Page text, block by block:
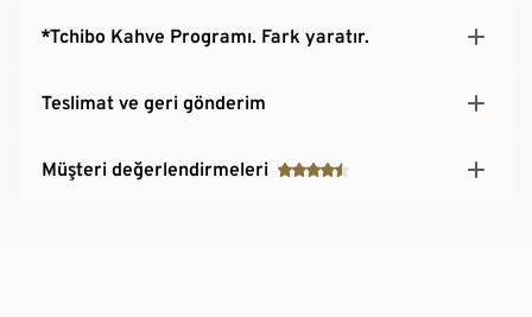
*Tchibo Kahve Programı. Fark yaratır.
Teslimat ve geri gönderim
Müşteri değerlendirmeleri